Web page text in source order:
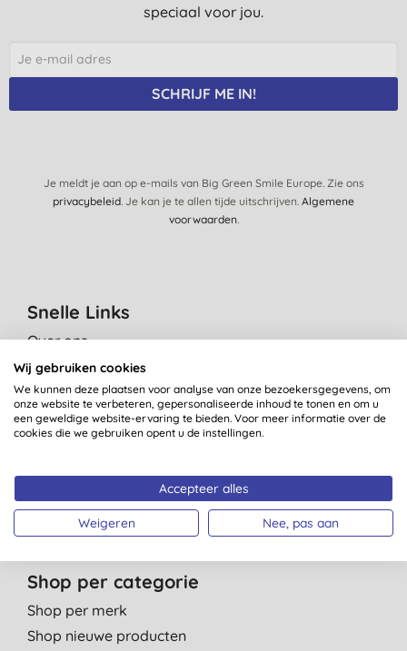
speciaal voor jou.
SCHRIJF ME IN!
Je meldt je aan op e-mails van Big Green Smile Europe. Zie ons
privacybeleid. Je kan je te allen tijde uitschrijven. Algemene
voorwaarden.
Snelle Links
Over ons
Onze normen
Green Tips
Reviews
Vacatures
Affiliate programma
Kinderdagverblijven
Shop per categorie
Shop per merk
Shop nieuwe producten
Wij gebruiken cookies
We kunnen deze plaatsen voor analyse van onze bezoekersgegevens, om
onze website te verbeteren, gepersonaliseerde inhoud te tonen en om u
een geweldige website-ervaring te bieden. Voor meer informatie over de
cookies die we gebruiken opent u de instellingen.
Accepteer alles
Weigeren Nee, pas aan